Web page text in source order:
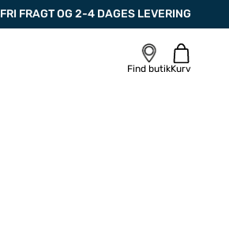
FRI FRAGT OG 2-4 DAGES LEVERING
Find butikKurv